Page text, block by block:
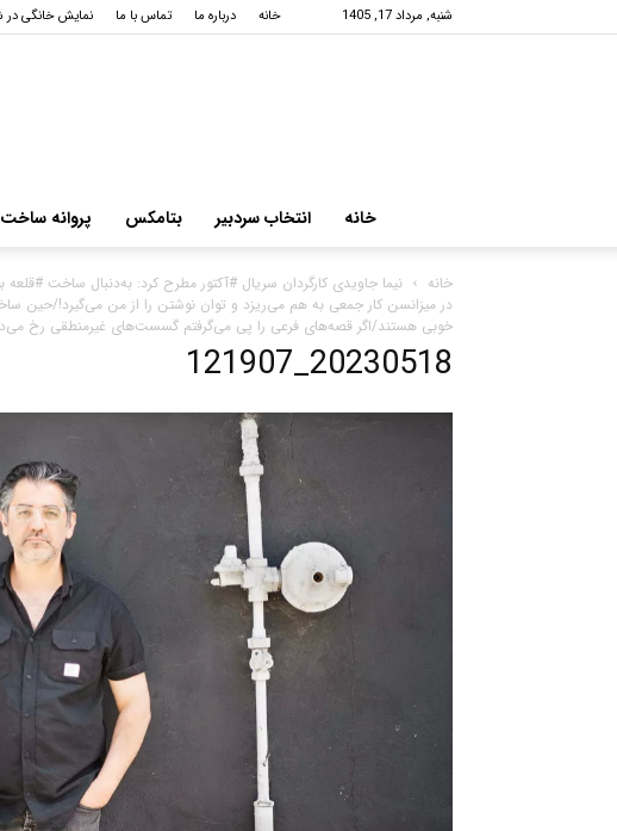
شنبه, مرداد 17, 1405 خانه درباره ما تماس با ما نمایش خانگی در
خانه انتخاب سردبیر بتامکس پروانه
خانه
نیما جاویدی کارگردان سریال #آکتور مطرح کرد: به‌دنبال ساخت
در میزانسن کار جمعی به هم می‌ریزد و توان نوشتن را از من می‌گیرد!/حین
خوبی هستند/اگر قصه‌های فرعی را پی می‌گرفتم گسست‌های غیرمنطقی رخ
20230518_121907